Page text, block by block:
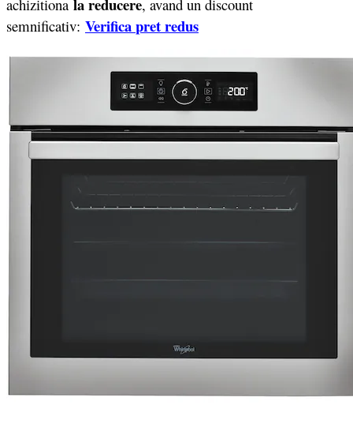
achizitiona la reducere, avand un discount
semnificativ: Verificapret redus